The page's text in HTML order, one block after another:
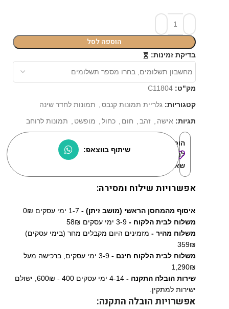
הוספה לסל
בדיקת זמינות: ⏳
מק"ט: C11804
קטגוריות: גלריית תמונות קנבס
תמונות לחדר שינה
תגיות: אישה זהב חום כחול מופשט תמונות לרוחב
הוסף
למוצרים
שאהבתי:
שיתוף בווצאפ:
אפשרויות שילוח ומסירה:
איסוף מהמחסן הראשי (מושב זיתן) -
משלוח לבית הלקוח - 3-9 ימי עסקים 58₪
משלוח מהיר - מזמינים היום מקבלים מחר (בימי עסקים)
359₪
משלוח לבית הלקוח חינם -
3-9 ימי עסקים, ברכישה מעל
1,290₪
שירות הובלה התקנה -
4-14 ימי עסקים 400 - 600₪, ישולם
ישירות למתקין.
אפשרויות הובלה התקנה: